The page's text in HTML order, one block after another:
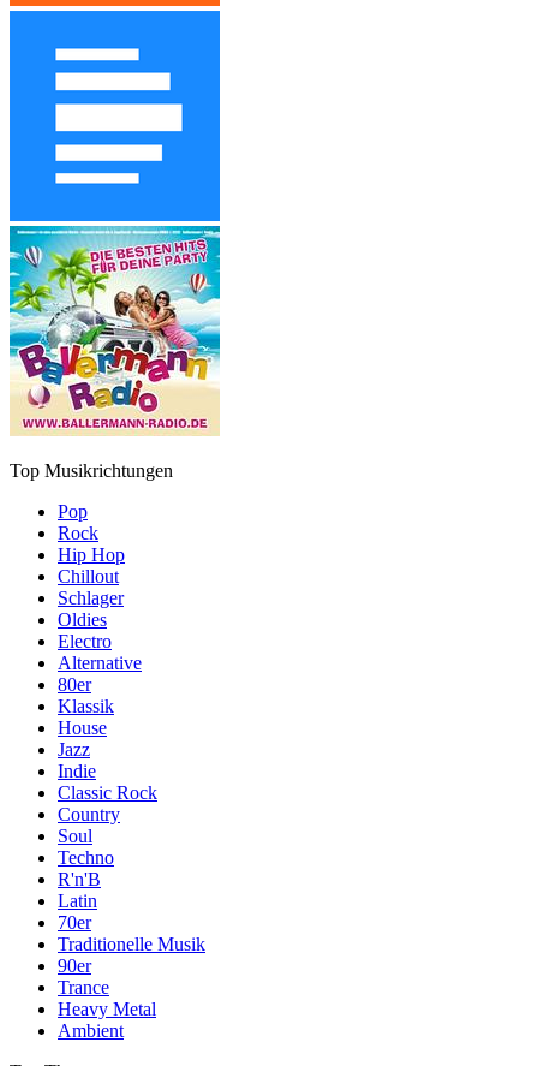
Top Musikrichtungen
Pop
Rock
Hip Hop
Chillout
Schlager
Oldies
Electro
Alternative
80er
Klassik
House
Jazz
Indie
Classic Rock
Country
Soul
Techno
R'n'B
Latin
70er
Traditionelle Musik
90er
Trance
Heavy Metal
Ambient